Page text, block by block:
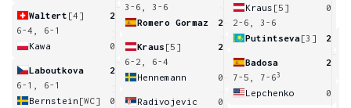
Waltert [4]
2
6-4, 6-1
Kawa
0
Laboutkova
2
6-1, 6-1
Bernstein [WC] 0
3-6, 3-6
Romero Gormaz
2
Kraus [5]
2
6-2, 6-4
Hennemann
0
Radivojevic
0
Kraus [5]
0
2-6, 3-6
Putintseva[3] 2
Badosa
2
7-5, 7-63
Lepchenko 0